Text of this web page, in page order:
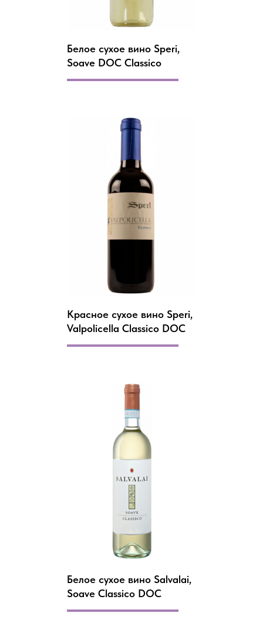
Белое сухое вино Speri,
Soave DOC Classico
Красное сухое вино Speri,
Valpolicella Classico DOC
Белое сухое вино Salvalai,
Soave Classico DOC